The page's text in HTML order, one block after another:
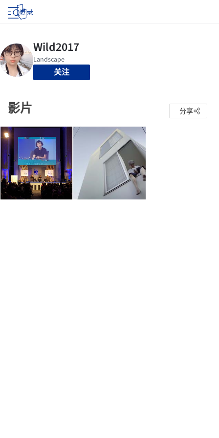
登录
关注
影片 分享